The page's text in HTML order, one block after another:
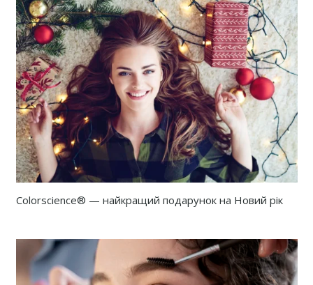
Colorscience® — найкращий подарунок на Новий рік